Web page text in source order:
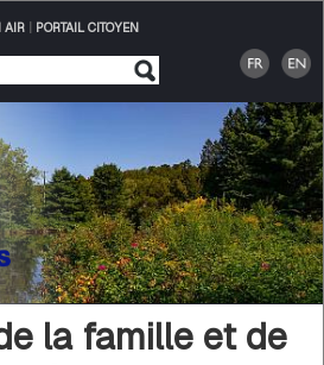
AIR| PORTAIL CITOYEN
la famille et de